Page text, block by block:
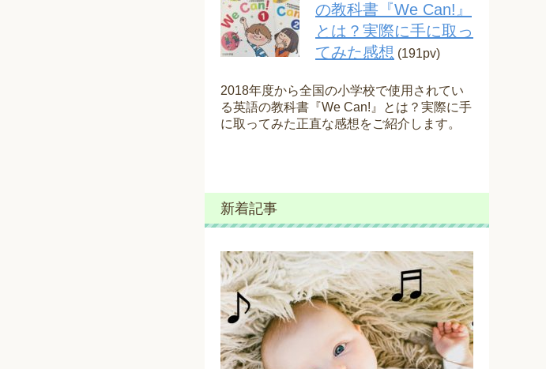
の教科書『We Can!』
とは？実際に手に取っ
てみた感想 (191pv)
2018年度から全国の小学校で使用されてい
る英語の教科書『We Can!』とは？実際に手
に取ってみた正直な感想をご紹介します。
新着記事